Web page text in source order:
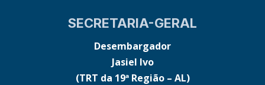
SECRETARIA-GERAL
Desembargador
Jasiel Ivo
(TRT da 19ª Região – AL)